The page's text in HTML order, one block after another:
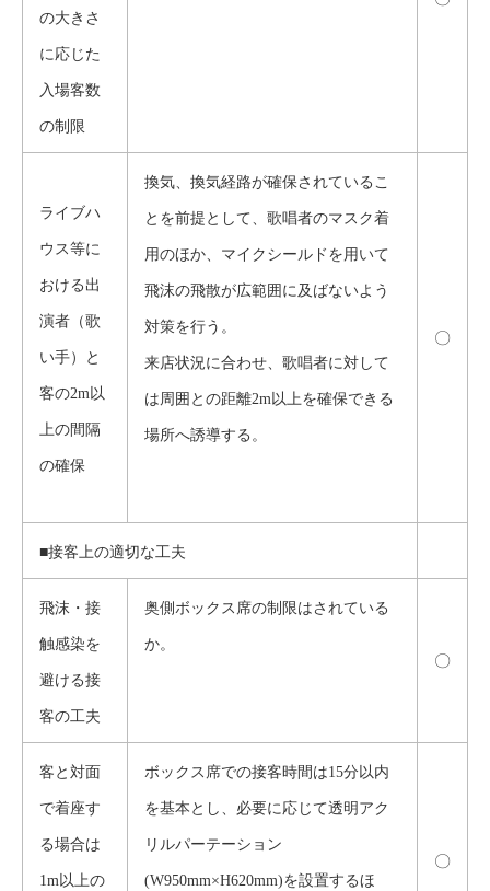
の大きさ
に応じた
入場客数
の制限
ライブハ
ウス等に
おける出
演者（歌
い手）と
客の2m以
上の間隔
の確保
換気、換気経路が確保されているこ
とを前提として、歌唱者のマスク着
用のほか、マイクシールドを用いて
飛沫の飛散が広範囲に及ばないよう
対策を行う。
来店状況に合わせ、歌唱者に対して
は周囲との距離2m以上を確保できる
場所へ誘導する。
〇
■接客上の適切な工夫
飛沫・接
触感染を
避ける接
客の工夫
奥側ボックス席の制限はされている
か。
〇
客と対面
で着座す
る場合は
1m以上の
ボックス席での接客時間は15分以内
を基本とし、必要に応じて透明アク
リルパーテーション
(W950mm×H620mm)を設置するほ
〇